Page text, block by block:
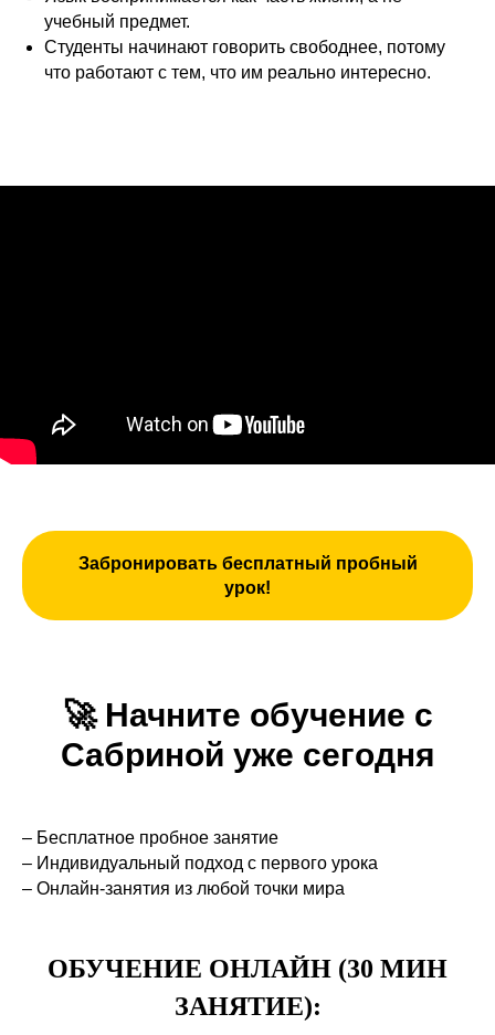
учебный предмет.
Студенты начинают говорить свободнее, потому
что работают с тем, что им реально интересно.
Забронировать бесплатный пробный
урок!
🚀 Начните обучение с
Сабриной уже сегодня
– Бесплатное пробное занятие
– Индивидуальный подход с первого урока
– Онлайн-занятия из любой точки мира
ОБУЧЕНИЕ ОНЛАЙН (30 МИН
ЗАНЯТИЕ):